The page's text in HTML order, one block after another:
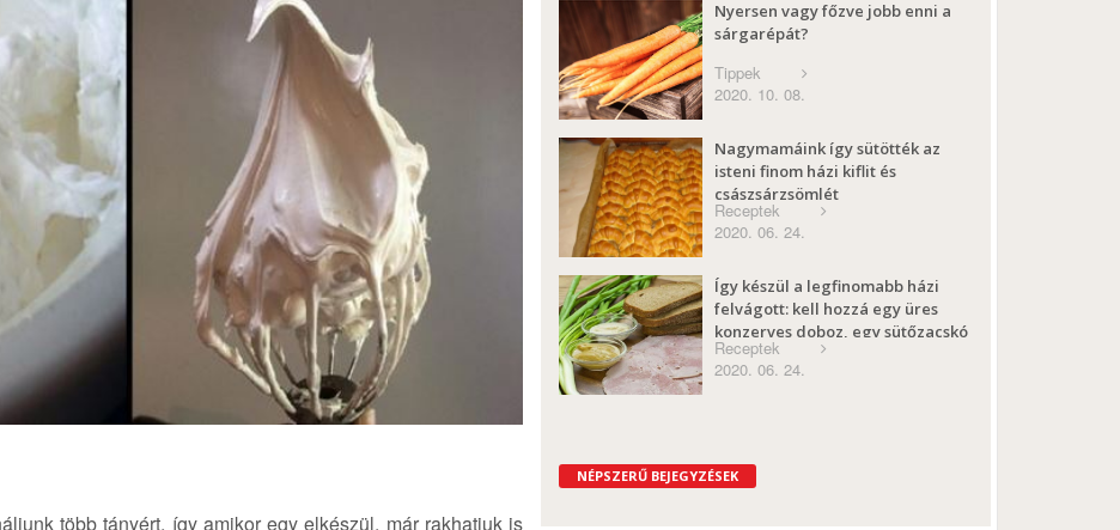
több tányért, így amikor egy elkészül, már rakhatjuk is
Nyersen vagy főzve jobb enni a
sárgarépát?
Tippek
2020. 10. 08.
Nagymamáink így sütötték az
isteni finom házi kiflit és
császsárzsömlét
Receptek
2020. 06. 24.
Így készül a legfinomabb házi
felvágott: kell hozzá egy üres
konzerves doboz, egy sütőzacskó
és hús
Receptek
2020. 06. 24.
NÉPSZERŰ BEJEGYZÉSEK